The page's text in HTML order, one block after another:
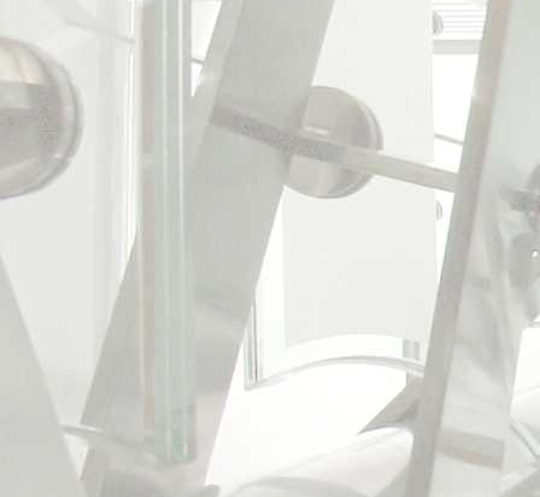
užitná plocha: cca 715
realizace: 2016
zajišťované projektové
dokumentace pro
stavebním povolením,
stavby, dokumentace
spoluautor: Ing. arch.
http://www.arch.cz/
foto: Robert Žákovič a